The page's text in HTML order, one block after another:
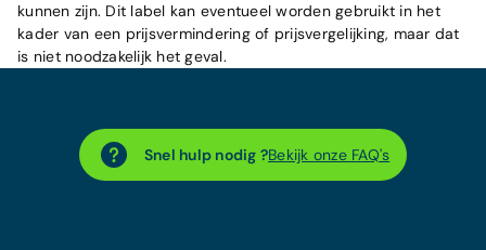
kunnen zijn. Dit label kan eventueel worden gebruikt in het
kader van een prijsvermindering of prijsvergelijking, maar dat
is niet noodzakelijk het geval.
Snel hulp nodig ?Bekijk onze FAQ's